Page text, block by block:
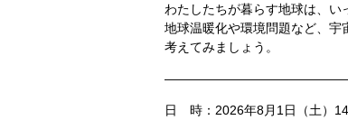
わたしたちが暮らす地球は、い
地球温暖化や環境問題など、宇
考えてみましょう。
日 時：2026年8月1日（土